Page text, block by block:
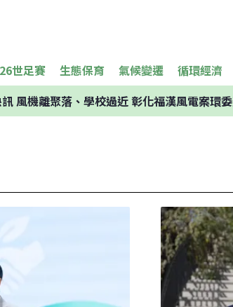
世足賽 生態保育 氣候變遷 循環經濟
風機離聚落、學校過近 彰化福漢風電案環